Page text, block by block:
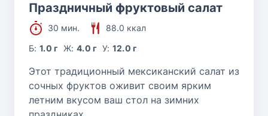
Праздничный фруктовый салат
30 мин.
88.0 ккал
Б:1.0 г Ж: 4.0 г У: 12.0 г
Этот традиционный мексиканский салат из
сочных фруктов оживит своим ярким
летним вкусом ваш стол на зимних